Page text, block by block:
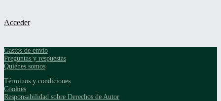
Acceder
Gastos de envío
Preguntas y respuestas
Quiénes somos
Términos y condiciones
Cookies
Responsabilidad sobre Derechos de Autor